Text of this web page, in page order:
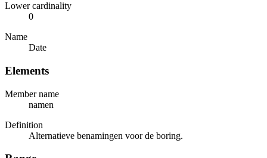
Lower cardinality
0
Name
Date
Elements
Member name
namen
Definition
Alternatieve benamingen voor de boring.